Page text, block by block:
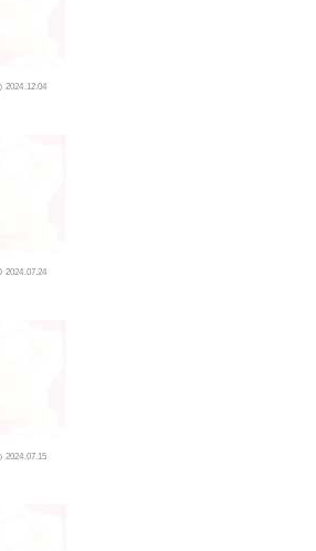
2024.12.04
2024.07.24
2024.07.15